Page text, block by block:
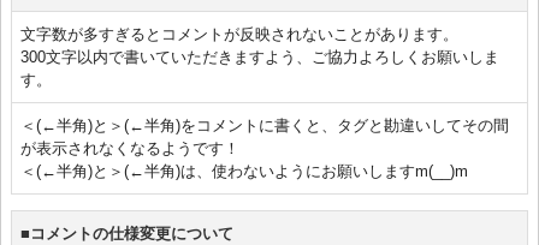
文字数が多すぎるとコメントが反映されないことがあります。
300文字以内で書いていただきますよう、ご協力よろしくお願いしま
す。
＜(←半角)と＞(←半角)をコメントに書くと、タグと勘違いしてその間
が表示されなくなるようです！
＜(←半角)と＞(←半角)は、使わないようにお願いしますm(__)m
■コメントの仕様変更について